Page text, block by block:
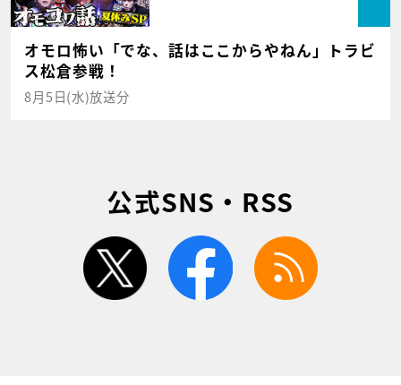
オモロ怖い「でな、話はここからやねん」トラビ
ス松倉参戦！
8月5日(水)放送分
公式SNS・RSS
twitter facebook